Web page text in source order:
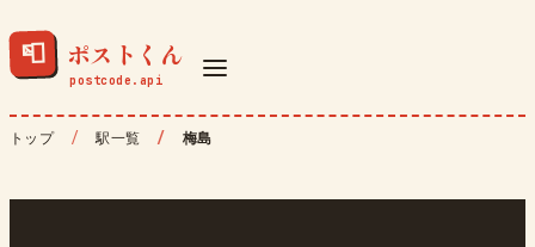
📮 ポストくん
トップ 駅一覧 梅島